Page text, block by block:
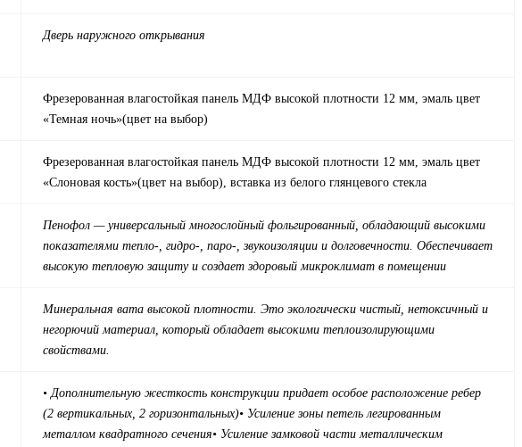
Дверь наружного открывания
Фрезерованная влагостойкая панель МДФ высокой плотности 12 мм, эмаль цвет
«Темная ночь»(цвет на выбор)
Фрезерованная влагостойкая панель МДФ высокой плотности 12 мм, эмаль цвет
«Слоновая кость»(цвет на выбор), вставка из белого глянцевого стекла
Пенофол — универсальный многослойный фольгированный, обладающий высокими
показателями тепло-, гидро-, паро-, звукоизоляции и долговечности. Обеспечивает
высокую тепловую защиту и создает здоровый микроклимат в помещении
Минеральная вата высокой плотности. Это экологически чистый, нетоксичный и
негорючий материал, который обладает высокими теплоизолирующими
свойствами.
• Дополнительную жесткость конструкции придает особое расположение ребер
(2 вертикальных, 2 горизонтальных)• Усиление зоны петель легированным
металлом квадратного сечения• Усиление замковой части металлическим